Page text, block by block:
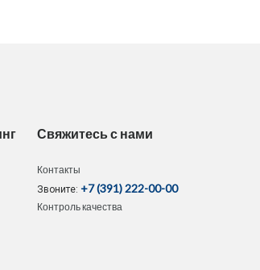
Свяжитесь с нами
Контакты
Звоните: +7 (391) 222-00-00
Контроль качества